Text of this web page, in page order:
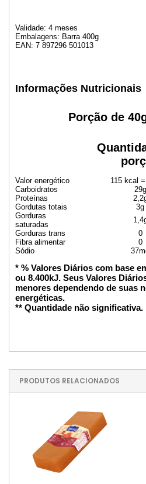
Validade: 4 meses
Embalagens: Barra 400g
EAN: 7 897296 501013
Informações Nutricionais
Porção de
Valor energético 115 kcal
Carboidratos
29g
Proteínas
Gordutas totais
3g
Gorduras
saturadas
Gorduras trans
0
Fibra alimentar
0
Sódio
* % Valores Diários com base
ou 8.400kJ. Seus Valores
menores dependendo de suas
energéticas.
** Quantidade não significativa.
PRODUTOS RELACIONADOS